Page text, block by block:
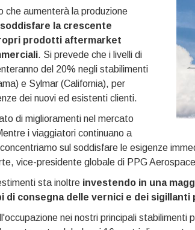
che aumenterà la produzione
soddisfare la crescente
prodotti aftermarket
. Si prevede che i livelli di
del 20% negli stabilimenti
e Sylmar (California), per
dei nuovi ed esistenti clienti.
di miglioramenti nel mercato
i viaggiatori continuano a
sul soddisfare le esigenze
vice-presidente globale di PPG
sta inoltre investendo in una
di consegna delle vernici e dei sigillanti
nei nostri principali